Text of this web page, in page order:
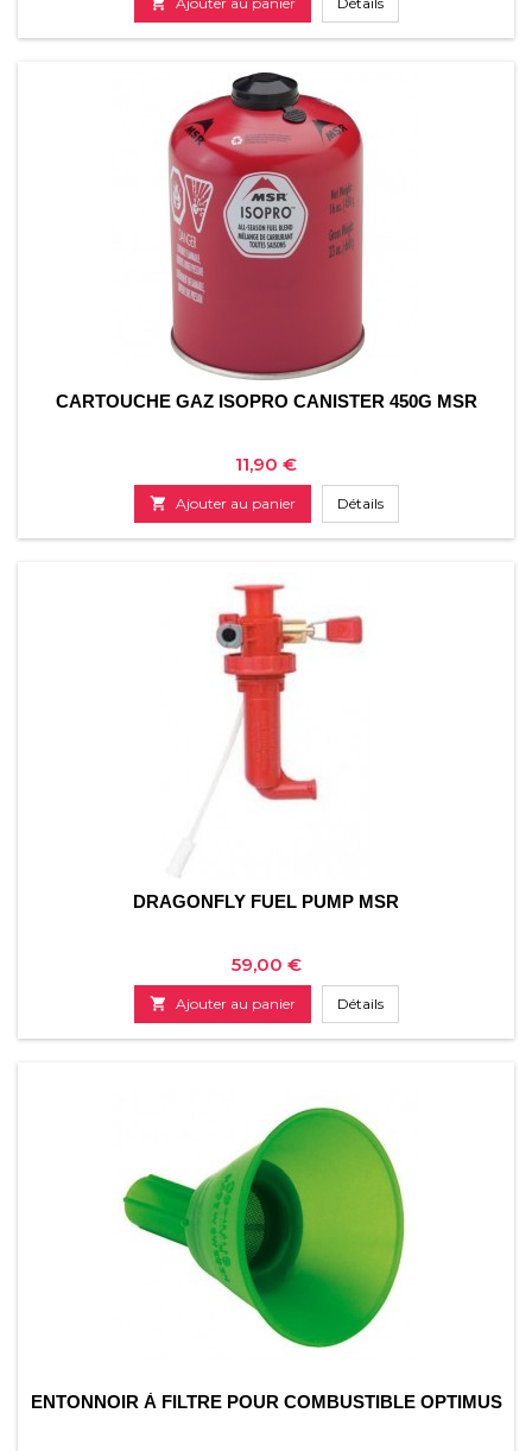
CARTOUCHE GAZ ISOPRO CANISTER 450G MSR
Prix
11,90 €
 Ajouter au panier Détails
DRAGONFLY FUEL PUMP MSR
Prix
59,00 €
 Ajouter au panier Détails
ENTONNOIR À FILTRE POUR COMBUSTIBLE OPTIMUS